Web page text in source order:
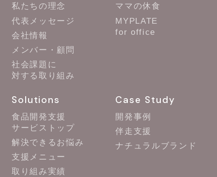
私たちの理念
代表メッセージ
会社情報
メンバー・顧問
社会課題に
対する取り組み
ママの休食
MYPLATE
for office
Solutions
食品開発支援
サービストップ
解決できるお悩み
支援メニュー
取り組み実績
Case Study
開発事例
伴走支援
ナチュラルブランド